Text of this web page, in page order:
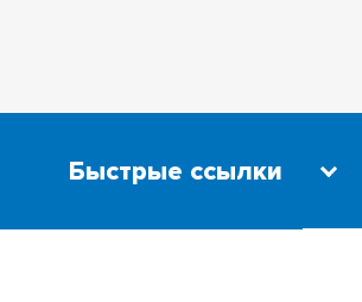
Быстрые ссылки
Научная библиотека